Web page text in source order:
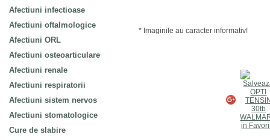
Afectiuni infectioase
Afectiuni oftalmologice
Afectiuni ORL
Afectiuni osteoarticulare
Afectiuni renale
Afectiuni respiratorii
Afectiuni sistem nervos
Afectiuni stomatologice
Cure de slabire
* Imaginile au caracter informativ!